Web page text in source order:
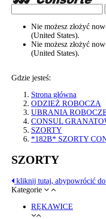
Nie możesz złożyć
(United States).
Nie możesz złożyć
(United States).
Gdzie jesteś:
Strona główna
ODZIEŻ ROBOCZA
UBRANIA
CONSUL
SZORTY
*182B* SZORTY
SZORTY
kliknij tutaj, abypowrócić
Kategorie
RĘKAWICE